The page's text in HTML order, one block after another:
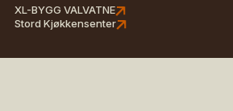
XL-BYGG VALVATNE
Stord Kjøkkensenter